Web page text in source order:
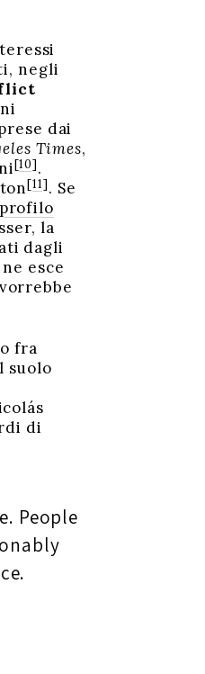
negli
dai
Times,
[10].
[11]. Se
profilo
la
dagli
esce
fra
suolo
di
People